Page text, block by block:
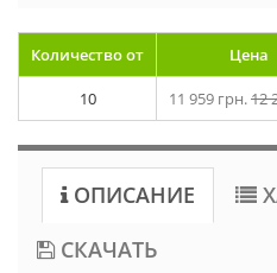
Количество от Цена
10 11 959 грн.12
ОПИСАНИЕ
СКАЧАТЬ